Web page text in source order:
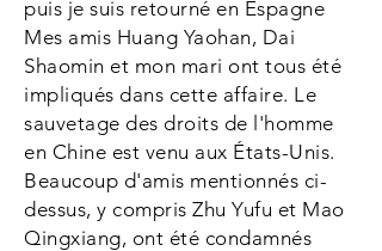
puis je suis retourné en Espagne
Mes amis Huang Yaohan, Dai
Shaomin et mon mari ont tous été
impliqués dans cette affaire. Le
sauvetage des droits de l'homme
en Chine est venu aux États-Unis.
Beaucoup d'amis mentionnés ci-
dessus, y compris Zhu Yufu et Mao
Qingxiang, ont été condamnés